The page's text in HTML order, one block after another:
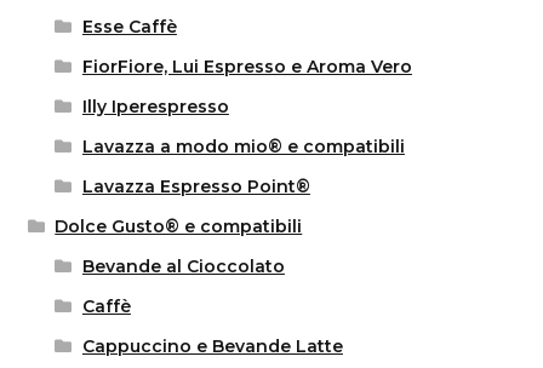
Esse Caffè
FiorFiore, Lui Espresso e Aroma Vero
Illy Iperespresso
Lavazza a modo mio® e compatibili
Lavazza Espresso Point®
Dolce Gusto® e compatibili
Bevande al Cioccolato
Caffè
Cappuccino e Bevande Latte